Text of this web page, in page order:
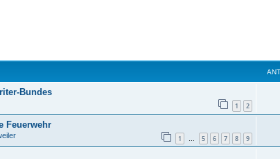
Bundes
1 2
Feuerwehr
1 5 6 7 8 9